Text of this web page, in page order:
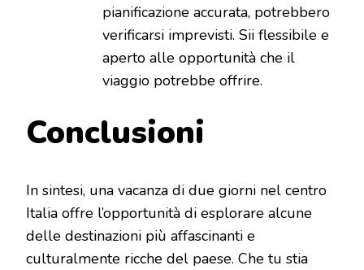
pianificazione accurata, potrebbero
verificarsi imprevisti. Sii flessibile e
aperto alle opportunità che il
viaggio potrebbe offrire.
Conclusioni
In sintesi, una vacanza di due giorni nel centro
Italia offre l’opportunità di esplorare alcune
delle destinazioni più affascinanti e
culturalmente ricche del paese. Che tu stia